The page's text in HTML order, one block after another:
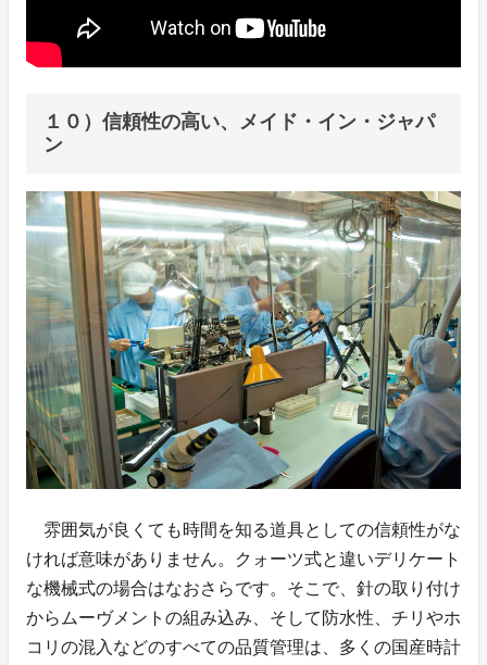
１０）信頼性の高い、メイド・イン・ジャパ
ン
雰囲気が良くても時間を知る道具としての信頼性がな
ければ意味がありません。クォーツ式と違いデリケート
な機械式の場合はなおさらです。そこで、針の取り付け
からムーヴメントの組み込み、そして防水性、チリやホ
コリの混入などのすべての品質管理は、多くの国産時計